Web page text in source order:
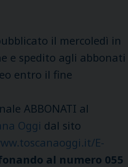
il mercoledì in
e spedito agli abbonati
entro il fine
ABBONATI al
Oggi dal sito
E-
al numero 055